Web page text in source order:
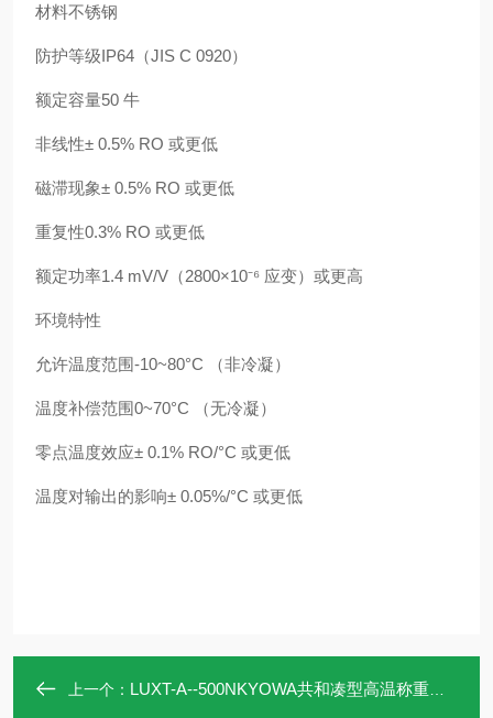
材料不锈钢
防护等级IP64（JIS C 0920）
额定容量50 牛
非线性± 0.5% RO 或更低
磁滞现象± 0.5% RO 或更低
重复性0.3% RO 或更低
额定功率1.4 mV/V（2800×10⁻⁶ 应变）或更高
环境特性
允许温度范围-10~80°C （非冷凝）
温度补偿范围0~70°C （无冷凝）
零点温度效应± 0.1% RO/°C 或更低
温度对输出的影响± 0.05%/°C 或更低
上一个： LUXT-A--500NKYOWA共和凑型高温称重传感器LUXT-A-500N